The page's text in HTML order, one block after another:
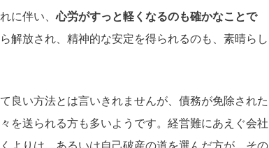
に伴い、心労がすっと軽くなるのも確かなことで
解放され、精神的な安定を得られるのも、素晴らし
良い方法とは言いきれませんが、債務が免除された
を送られる方も多いようです。経営難にあえぐ会社